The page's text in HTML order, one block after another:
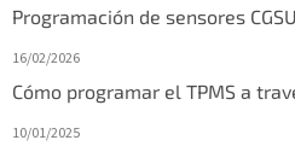
Programación de sensores
16/02/2026
Cómo programar el TPMS a
10/01/2025